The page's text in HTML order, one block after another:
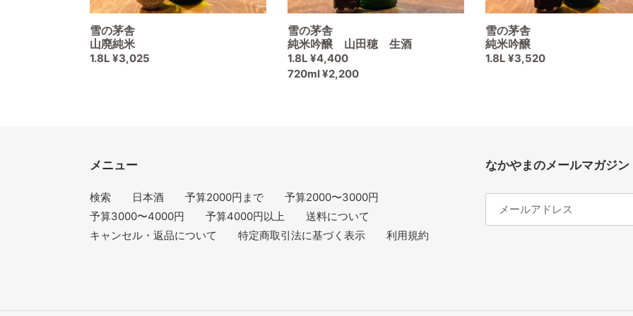
雪の茅舎
山廃純米
通
1.8L ¥3,025
生
酒
雪の茅舎
純米吟醸 山田穂 生酒
通
常
1.8L ¥4,400
720ml ¥2,200
雪の茅舎
純米吟醸
通
1.8L ¥3,520
メニュー
検索 日本酒 予算2000円まで
予算2000〜3000円
予算3000〜4000円
予算4000円以上
送料について
キャンセル・返品について
特定商取引法に基づく表示 利用規約
なかやまのメールマガジン